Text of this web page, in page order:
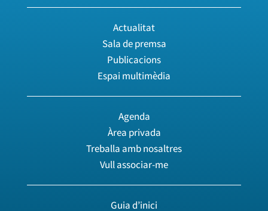
Actualitat
Sala de premsa
Publicacions
Espai multimèdia
Agenda
Àrea privada
Treballa amb nosaltres
Vull associar-me
Guia d’inici